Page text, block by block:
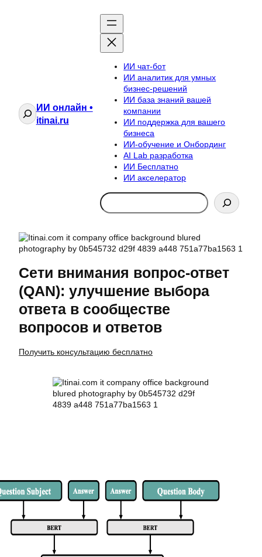
ПоискИИ онлайн •
itinai.ru
ИИ чат-бот
ИИ аналитик для умных
бизнес-решений
ИИ база знаний вашей
компании
ИИ поддержка для вашего
бизнеса
ИИ-обучение и Онбординг
AI Lab разработка
ИИ Бесплатно
ИИ акселератор
Search
Сети внимания вопрос-ответ
(QAN): улучшение выбора
ответа в сообществе
вопросов и ответов
Получить консультацию бесплатно